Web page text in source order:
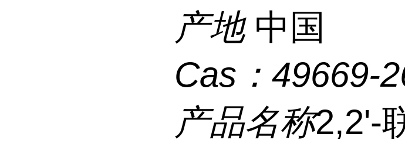
产地 中国
Cas： 49669-
产品名称2,2'-